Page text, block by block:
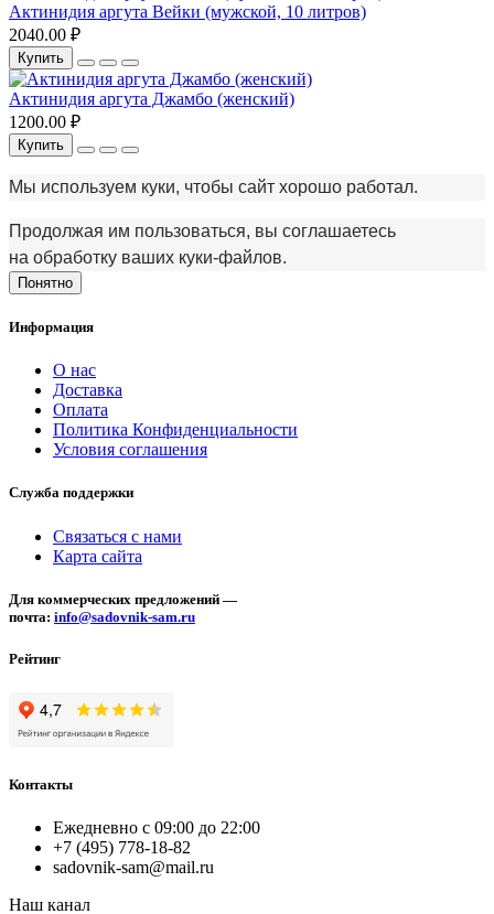
Актинидия аргута Вейки (мужской, 10 литров)
2040.00 ₽
Купить
Актинидия аргута Джамбо (женский)
1200.00 ₽
Купить
Мы используем куки, чтобы сайт хорошо работал.
Продолжая им пользоваться, вы соглашаетесь
на обработку ваших куки‑файлов.
Понятно
Информация
О нас
Доставка
Оплата
Политика Конфиденциальности
Условия соглашения
Служба поддержки
Связаться с нами
Карта сайта
Для коммерческих предложений —
почта: info@sadovnik-sam.ru
Рейтинг
Контакты
Ежедневно с 09:00 до 22:00
+7 (495) 778-18-82
sadovnik-sam@mail.ru
Наш канал